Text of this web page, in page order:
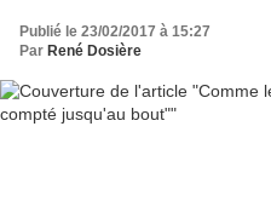
Publié le 23/02/2017 à 15:27
Par René Dosière